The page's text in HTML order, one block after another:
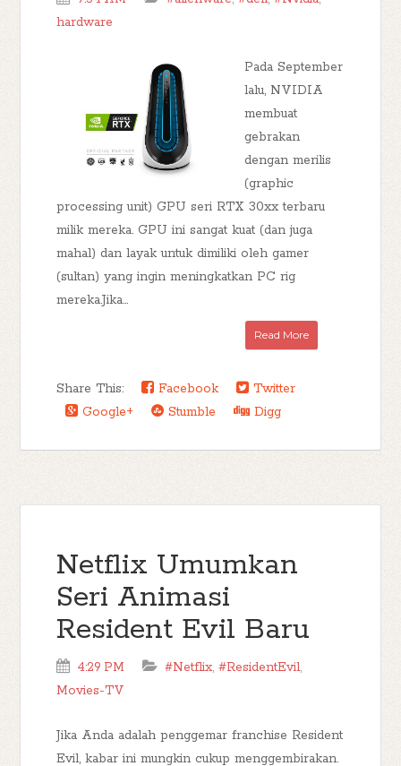
hardware
Pada September
lalu, NVIDIA
membuat
gebrakan
dengan merilis
(graphic
processing unit) GPU seri RTX 30xx terbaru
milik mereka. GPU ini sangat kuat (dan juga
mahal) dan layak untuk dimiliki oleh gamer
(sultan) yang ingin meningkatkan PC rig
mereka.Jika...
Read More
Share This: Facebook
Twitter
Google+
Stumble Digg
Netflix Umumkan
Seri Animasi
Resident Evil Baru
4:29 PM #Netflix,#ResidentEvil,
Movies-TV
Jika Anda adalah penggemar franchise Resident
Evil, kabar ini mungkin cukup menggembirakan.